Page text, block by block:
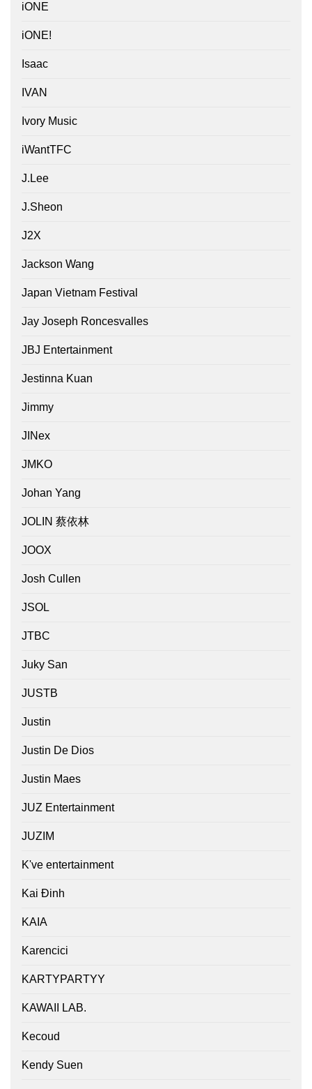
iONE
iONE!
Isaac
IVAN
Ivory Music
iWantTFC
J.Lee
J.Sheon
J2X
Jackson Wang
Japan Vietnam Festival
Jay Joseph Roncesvalles
JBJ Entertainment
Jestinna Kuan
Jimmy
JINex
JMKO
Johan Yang
JOLIN 蔡依林
JOOX
Josh Cullen
JSOL
JTBC
Juky San
JUSTB
Justin
Justin De Dios
Justin Maes
JUZ Entertainment
JUZIM
K've entertainment
Kai Đinh
KAIA
Karencici
KARTYPARTYY
KAWAII LAB.
Kecoud
Kendy Suen